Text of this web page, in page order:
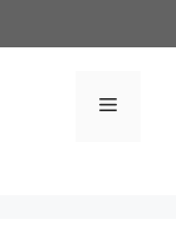
Menú